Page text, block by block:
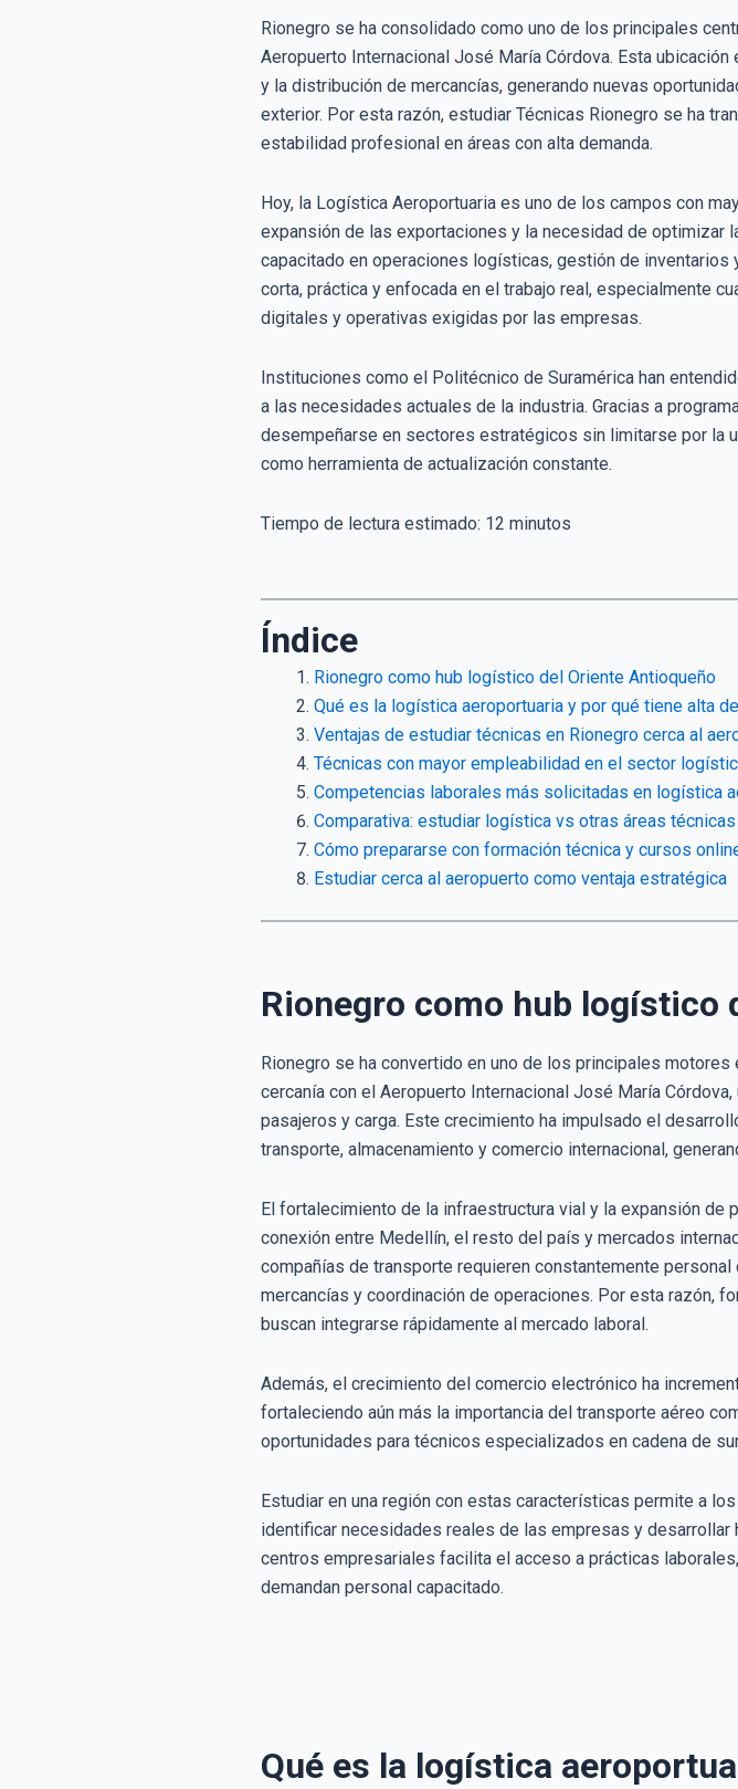
Rionegro se ha consolidado como uno de los principales
Aeropuerto Internacional José María Córdova. Esta
y la distribución de mercancías, generando nuevas
exterior. Por esta razón, estudiar Técnicas Rionegro se ha
estabilidad profesional en áreas con alta demanda.
Hoy, la Logística Aeroportuaria es uno de los campos con
expansión de las exportaciones y la necesidad de optimizar
capacitado en operaciones logísticas, gestión de inventarios
corta, práctica y enfocada en el trabajo real, especialmente
digitales y operativas exigidas por las empresas.
Instituciones como el Politécnico de Suramérica han
a las necesidades actuales de la industria. Gracias a
desempeñarse en sectores estratégicos sin limitarse por la
como herramienta de actualización constante.
Tiempo de lectura estimado: 12 minutos
Índice
Rionegro como hub logístico del Oriente Antioqueño
Qué es la logística aeroportuaria y por qué tiene alta
Ventajas de estudiar técnicas en Rionegro cerca al
Técnicas con mayor empleabilidad en el sector
Competencias laborales más solicitadas en logística
Comparativa: estudiar logística vs otras áreas técnicas
Cómo prepararse con formación técnica y cursos
Estudiar cerca al aeropuerto como ventaja estratégica
Rionegro como hub logístico
Rionegro se ha convertido en uno de los principales
cercanía con el Aeropuerto Internacional José María
pasajeros y carga. Este crecimiento ha impulsado el
transporte, almacenamiento y comercio internacional,
El fortalecimiento de la infraestructura vial y la expansión de
conexión entre Medellín, el resto del país y mercados
compañías de transporte requieren constantemente
mercancías y coordinación de operaciones. Por esta razón,
buscan integrarse rápidamente al mercado laboral.
Además, el crecimiento del comercio electrónico ha
fortaleciendo aún más la importancia del transporte aéreo
oportunidades para técnicos especializados en cadena de
Estudiar en una región con estas características permite a
identificar necesidades reales de las empresas y
centros empresariales facilita el acceso a prácticas
demandan personal capacitado.
Qué es la logística